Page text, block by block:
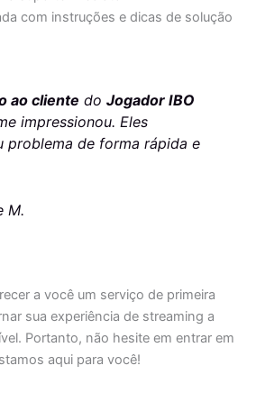
com instruções e dicas de solução
ao cliente doJogador IBO
impressionou. Eles
problema de forma rápida e
M.
a você um serviço de primeira
sua experiência de streaming a
Portanto, não hesite em entrar em
aqui para você!